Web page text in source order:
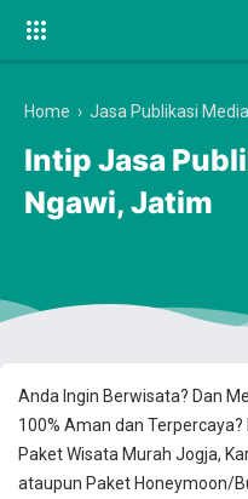
Anda Ingin Berwisata? Dan
100% Aman dan
Paket Wisata Murah Jogja,
ataupun Paket Honeymoon/
Home › Jasa Publikasi
Intip Jasa
Ngawi, Jatim